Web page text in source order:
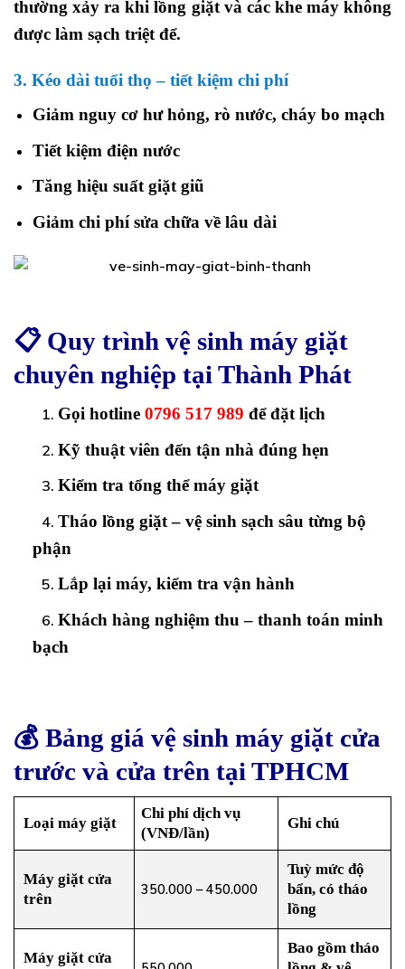
thường xảy ra khi lồng giặt và các khe máy không
được làm sạch triệt để.
3. Kéo dài tuổi thọ – tiết kiệm chi phí
Giảm nguy cơ hư hỏng, rò nước, cháy bo mạch
Tiết kiệm điện nước
Tăng hiệu suất giặt giũ
Giảm chi phí sửa chữa về lâu dài
📋Quy trình vệ sinh máy giặt
chuyên nghiệp tại Thành Phát
Gọi hotline 0796 517 989 để đặt lịch
Kỹ thuật viên đến tận nhà đúng hẹn
Kiểm tra tổng thể máy giặt
Tháo lồng giặt – vệ sinh sạch sâu từng bộ
phận
Lắp lại máy, kiểm tra vận hành
Khách hàng nghiệm thu – thanh toán minh
bạch
💰 Bảng giá vệ sinh máy giặt cửa
trước và cửa trên tại TPHCM
Loại máy giặt
Chi phí dịch vụ
(VNĐ/lần)
Ghi chú
Máy giặt cửa
trên
350.000 – 450.000
Tuỳ mức độ
bẩn, có tháo
lồng
Máy giặt cửa
Bao gồm tháo